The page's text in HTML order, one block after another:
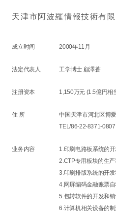
天津市阿波羅情報技術有限
成立时间 2000年11月
法定代表人 工学博士 顧澤蒼
注册资本 1,150万元 (1.5億円相
住 所
中国天津市河北区博
TEL/86-22-8371-
业务内容
1.印刷电路板系统的
2.CTP专用板块的生
3.印刷排版系统的开
4.网屏编码金融账票
5.包转软件的开发和销
6.计算机相关设备的